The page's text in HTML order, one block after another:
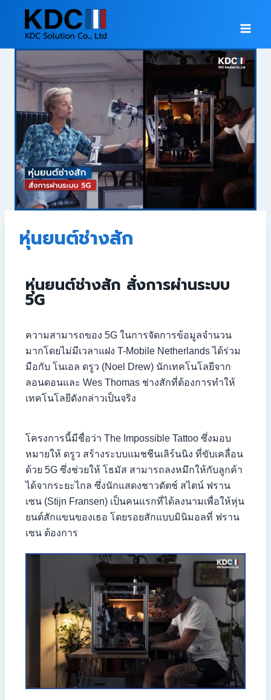
หุ่นยนต์ช่างสัก
หุ่นยนต์ช่างสัก สั่งการผ่านระบบ
5G
ความสามารถของ 5G ในการจัดการข้อมูลจำนวน
มากโดยไม่มีเวลาแฝง T-Mobile Netherlands ได้ร่วม
มือกับ โนเอล ดรูว (Noel Drew) นักเทคโนโลยีจาก
ลอนดอนและ Wes Thomas ช่างสักที่ต้องการทำให้
เทคโนโลยีดังกล่าวเป็นจริง
โครงการนี้มีชื่อว่า The Impossible Tattoo ซึ่งมอบ
หมายให้ ดรูว สร้างระบบแมชชีนเลิร์นนิง ที่ขับเคลื่อน
ด้วย 5G ซึ่งช่วยให้ โธมัส สามารถลงหมึกให้กับลูกค้า
ได้จากระยะไกล ซึ่งนักแสดงชาวดัตช์ สไตน์ ฟราน
เซน (Stijn Fransen) เป็นคนแรกที่ได้ลงนามเพื่อให้หุ่น
ยนต์สักแขนของเธอ โดยรอยสักแบบมินิมอลที่ ฟราน
เซน ต้องการ